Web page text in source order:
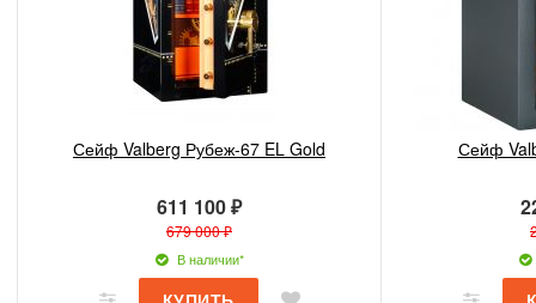
Сейф Valberg Рубеж-67 EL Gold
611 100 ₽
679 000 ₽
В наличии*
Сейф